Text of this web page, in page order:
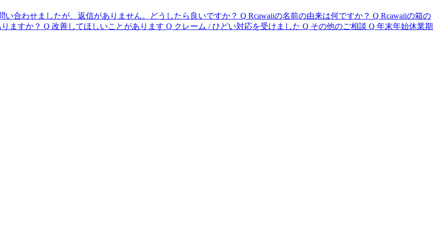
い合わせましたが、返信がありません。どうしたら良いですか？ Q Rcawaiiの名前の由来は何ですか？ Q Rcawaiiの箱の
ますか？ Q 改善してほしいことがあります Q クレーム / ひどい対応を受けました Q その他のご相談 Q 年末年始休業期